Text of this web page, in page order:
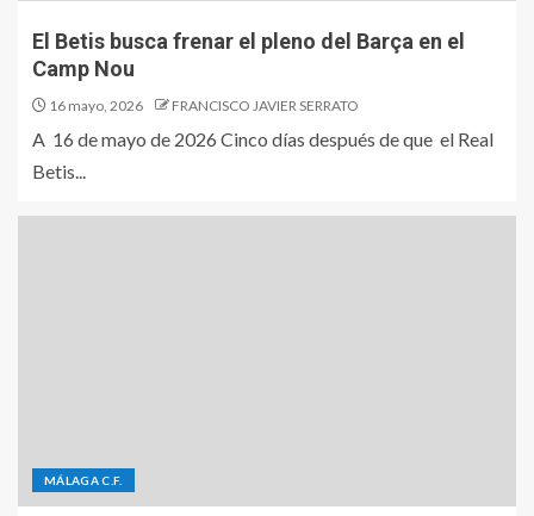
El Betis busca frenar el pleno del Barça en el
Camp Nou
16 mayo, 2026 FRANCISCO JAVIER SERRATO
A 16 de mayo de 2026 Cinco días después de que el Real
Betis...
MÁLAGA C.F.